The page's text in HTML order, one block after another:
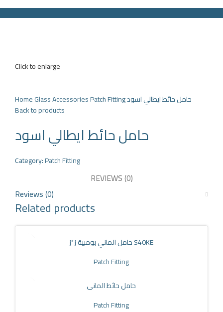
Search
Click to enlarge
HomeGlass AccessoriesPatch Fittingحامل حائط ايطالي اسود
Back to products
حامل حائط ايطالي اسود
Category:Patch Fitting
REVIEWS (0)
Reviews (0)
Related products
حامل الماني بومبية ز*ز S40KE
Patch Fitting
حامل حائط المانى
Patch Fitting